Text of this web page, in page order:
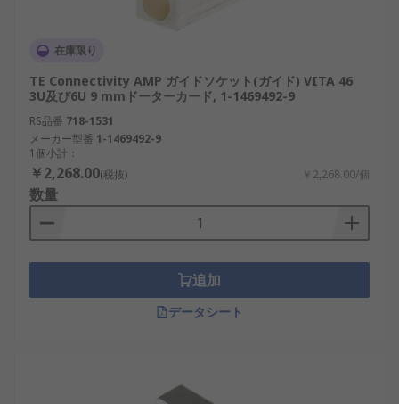
在庫限り
TE Connectivity AMP ガイドソケット(ガイド) VITA 46
3U及び6U 9 mmドーターカード, 1-1469492-9
RS品番 718-1531
メーカー型番 1-1469492-9
1個小計：
￥2,268.00(税抜) ￥2,268.00/個
数量
追加
データシート